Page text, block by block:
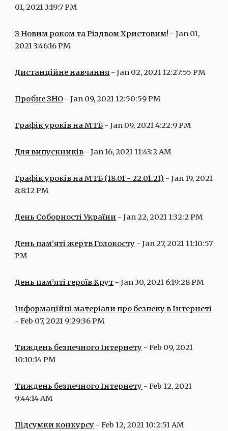
01, 2021 3:19:7 PM
З Новим роком та Різдвом Христовим! - Jan 01,
2021 3:46:16 PM
Дистанційне навчання - Jan 02, 2021 12:27:55 PM
Пробне ЗНО - Jan 09, 2021 12:50:59 PM
Графік уроків на МТБ - Jan 09, 2021 4:22:9 PM
Для випускників - Jan 16, 2021 11:43:2 AM
Графік уроків на МТБ (18.01 - 22.01.21) - Jan 19, 2021
8:8:12 PM
День Соборності України - Jan 22, 2021 1:32:2 PM
День пам’яті жертв Голокосту - Jan 27, 2021 11:10:57
PM
День пам’яті героїв Крут - Jan 30, 2021 6:19:28 PM
Інформаційні матеріали про безпеку в Інтернеті
- Feb 07, 2021 9:29:36 PM
Тиждень безпечного Інтернету - Feb 09, 2021
10:10:14 PM
Тиждень безпечного Інтернету - Feb 12, 2021
9:44:14 AM
Підсумки конкурсу - Feb 12, 2021 10:2:51 AM